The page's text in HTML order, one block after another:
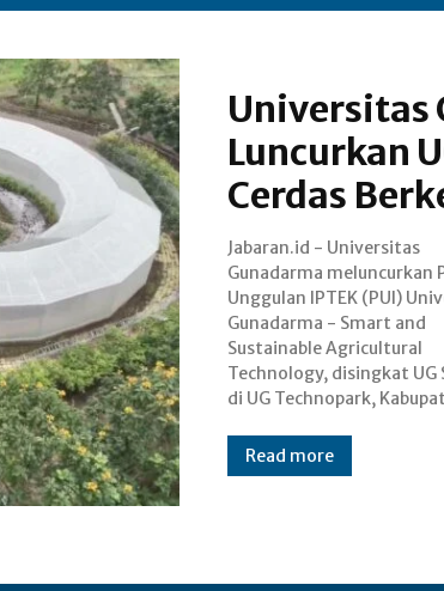
Universitas
Luncurkan
Cerdas
Jabaran.id - Universitas
Gunadarma meluncurkan
Unggulan IPTEK (PUI)
Gunadarma - Smart and
Sustainable Agricultural
Technology, disingkat UG
di UG Technopark,
Cianjur, Jawa Barat, Sabtu, 29
November 2025.
Universitas Gunadarma,
E.S. Margianti, SE., MM
menjelaskan UG START adalah
Read more